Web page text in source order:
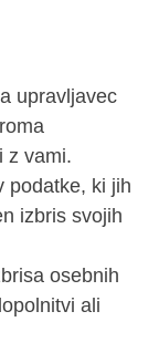
upravljavec
z vami.
podatke, ki jih
izbris svojih
osebnih
ali